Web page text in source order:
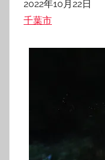
日付
2022年10月22日
関連理由
千葉市